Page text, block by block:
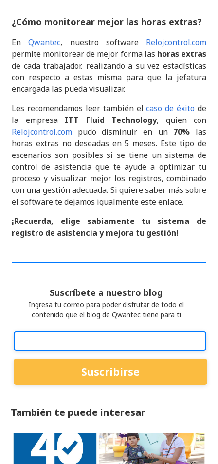
¿Cómo monitorear mejor las horas extras?
EnQwantec, nuestro software Relojcontrol.com
permite monitorear de mejor forma las horas extras
de cada trabajador, realizando a su vez estadísticas
con respecto a estas misma para que la jefatura
encargada las pueda visualizar.
Les recomendamos leer también elcaso de éxito de
la empresa ITT Fluid Technology, quien con
Relojcontrol.com pudo disminuir en un 70% las
horas extras no deseadas en 5 meses. Este tipo de
escenarios son posibles si se tiene un sistema de
control de asistencia que te ayude a optimizar tu
proceso y visualizar mejor los registros, combinado
con una gestión adecuada. Si quiere saber más sobre
el software te dejamos igualmente este enlace.
¡Recuerda, elige sabiamente tu sistema de
registro de asistencia y mejora tu gestión!
Suscríbete a nuestro blog
Ingresa tu correo para poder disfrutar de todo el
contenido que el blog de Qwantec tiene para ti
También te puede interesar